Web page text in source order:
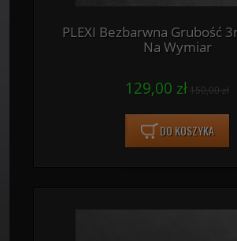
PLEXI Bezbarwna Grubość
Na Wymiar
129,00 zł150,00 zł
DO KOSZYKA